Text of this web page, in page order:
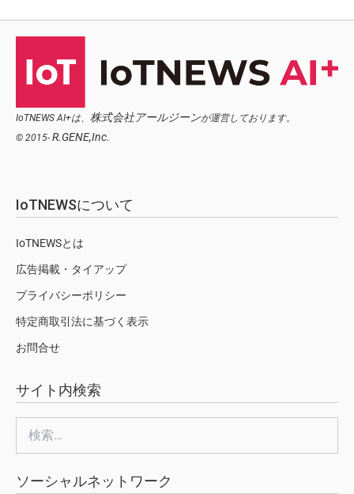
IoTNEWS AI+は、 株式会社アールジーンが運営しております。
© 2015- R.GENE,Inc.
IoTNEWSについて
IoTNEWSとは
広告掲載・タイアップ
プライバシーポリシー
特定商取引法に基づく表示
お問合せ
サイト内検索
索:
ソーシャルネットワーク